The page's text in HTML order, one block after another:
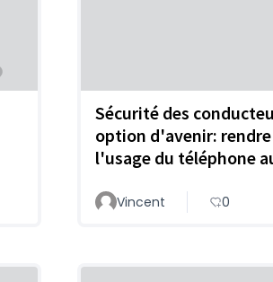
Sécurité des
option d'avenir:
l'usage du téléphone
Vincent 0